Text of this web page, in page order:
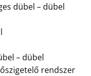
dübel – dübel
– dübel
rendszer